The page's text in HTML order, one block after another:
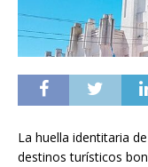
La huella identitaria
destinos turísticos